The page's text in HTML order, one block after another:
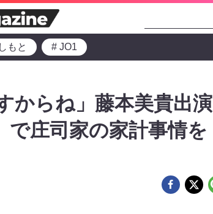
もと # JO1
からね」藤本美貴出演
で庄司家の家計事情を